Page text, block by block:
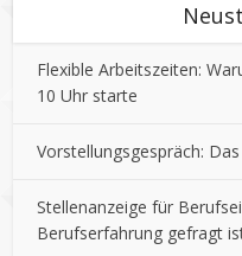
Flexible Arbeitszeiten:
10 Uhr starte
Vorstellungsgespräch:
Stellenanzeige für
Berufserfahrung gefragt